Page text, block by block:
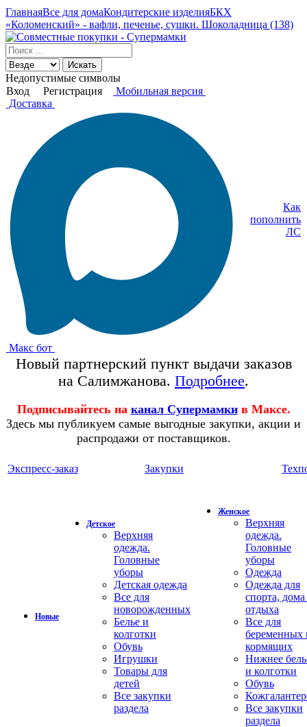
ГлавнаяВсе для домаКондитерские изделияБКХ
«Коломенский» - вафли, печенье, сушки. Шоколадница (138)
Искать
Недопустимые символы
Вход
Регистрация
Мобильная версия
Доставка
Макс бот
Как
пополнить
ЛС
Новый партнерский пункт выдачи заказов
на Салимжанова. Подробнее.
Подписывайтесь на канал Супермамки в Максе.
Здесь мы публикуем самые выгодные закупки, акции и
распродажи от поставщиков.
Экспресс-заказ Закупки
Новые
Детское
Верхняя
одежда.
Головные
уборы
Детская одежда
Все для
новорожденных
Белье и
колготки
Обувь
Игрушки
Товары для
детей
Все закупки
раздела
Женское
Верхняя
одежда.
Головные
уборы
Одежда
Одежда для
спорта,
отдыха
Все для
беременных
кормящих
Нижнее
и колготки
Обувь
Все закупки
раздела